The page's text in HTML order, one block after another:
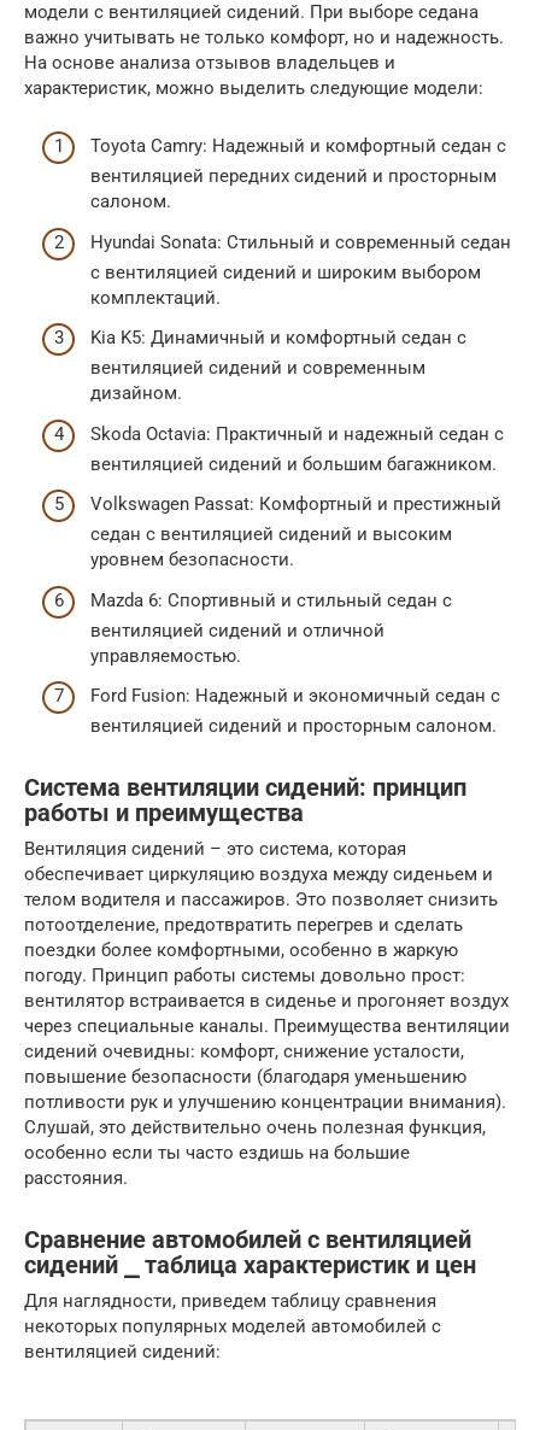
модели с вентиляцией сидений. При выборе седана
важно учитывать не только комфорт, но и надежность.
На основе анализа отзывов владельцев и
характеристик, можно выделить следующие модели:
Toyota Camry: Надежный и комфортный седан с
вентиляцией передних сидений и просторным
салоном.
Hyundai Sonata: Стильный и современный седан
с вентиляцией сидений и широким выбором
комплектаций.
Kia K5: Динамичный и комфортный седан с
вентиляцией сидений и современным
дизайном.
Skoda Octavia: Практичный и надежный седан с
вентиляцией сидений и большим багажником.
Volkswagen Passat: Комфортный и престижный
седан с вентиляцией сидений и высоким
уровнем безопасности.
Mazda 6: Спортивный и стильный седан с
вентиляцией сидений и отличной
управляемостью.
Ford Fusion: Надежный и экономичный седан с
вентиляцией сидений и просторным салоном.
Система вентиляции сидений: принцип
работы и преимущества
Вентиляция сидений – это система, которая
обеспечивает циркуляцию воздуха между сиденьем и
телом водителя и пассажиров. Это позволяет снизить
потоотделение, предотвратить перегрев и сделать
поездки более комфортными, особенно в жаркую
погоду. Принцип работы системы довольно прост:
вентилятор встраивается в сиденье и прогоняет воздух
через специальные каналы. Преимущества вентиляции
сидений очевидны: комфорт, снижение усталости,
повышение безопасности (благодаря уменьшению
потливости рук и улучшению концентрации внимания).
Слушай, это действительно очень полезная функция,
особенно если ты часто ездишь на большие
расстояния.
Сравнение автомобилей с вентиляцией
сидений ⎯ таблица характеристик и цен
Для наглядности, приведем таблицу сравнения
некоторых популярных моделей автомобилей с
вентиляцией сидений: